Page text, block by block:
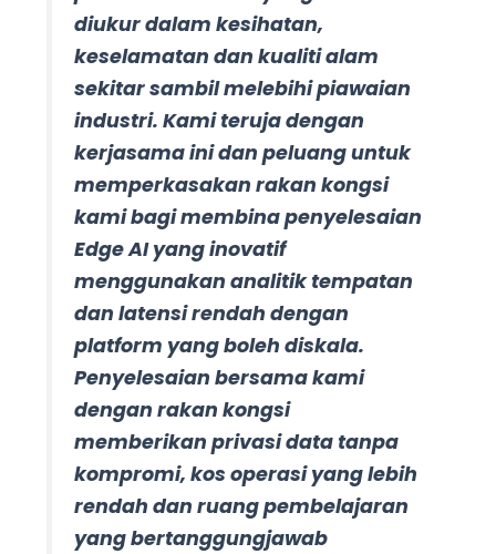
diukur dalam kesihatan,
keselamatan dan kualiti alam
sekitar sambil melebihi piawaian
industri. Kami teruja dengan
kerjasama ini dan peluang untuk
memperkasakan rakan kongsi
kami bagi membina penyelesaian
Edge AI yang inovatif
menggunakan analitik tempatan
dan latensi rendah dengan
platform yang boleh diskala.
Penyelesaian bersama kami
dengan rakan kongsi
memberikan privasi data tanpa
kompromi, kos operasi yang lebih
rendah dan ruang pembelajaran
yang bertanggungjawab